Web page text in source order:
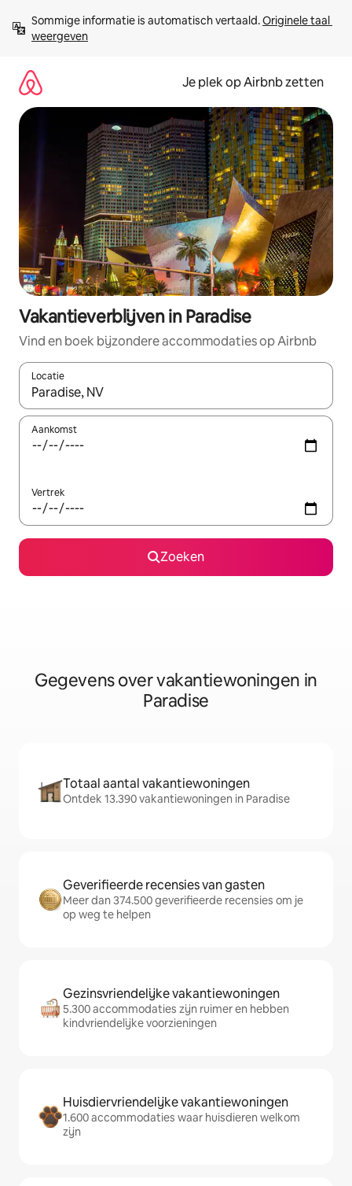
direct
naar
Sommige informatie is automatisch vertaald. Originele taal
weergeven
Je plek op Airbnb zetten
Vakantieverblijven in Paradise
Vind en boek bijzondere accommodaties op Airbnb
Locatie
Wanneer er resultaten beschikbaar zijn, maak je een keuze
Aankomst
Vertrek
Zoeken
Gegevens over vakantiewoningen in
Paradise
Totaal aantal vakantiewoningen
Ontdek 13.390 vakantiewoningen in Paradise
Geverifieerde recensies van gasten
Meer dan 374.500 geverifieerde recensies om je
op weg te helpen
Gezinsvriendelijke vakantiewoningen
5.300 accommodaties zijn ruimer en hebben
kindvriendelijke voorzieningen
Huisdiervriendelijke vakantiewoningen
1.600 accommodaties waar huisdieren welkom
zijn